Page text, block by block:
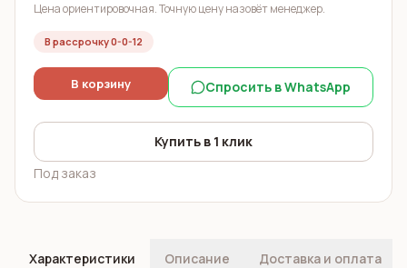
Цена ориентировочная. Точную цену назовёт менеджер.
В рассрочку 0-0-12
В корзину Спросить в WhatsApp
Купить в 1 клик
Под заказ
Характеристики Описание Доставка и оплата